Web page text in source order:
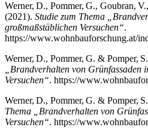
Werner, D., Pommer, G., Goubran,
(2021). Studie zum Thema
großmaßstäblichen Versuchen“.
https://www.wohnbauforschung.at/
Werner, D., Pommer, G. & Pomper,
„Brandverhalten von Grünfassaden
Versuchen“. https://
Werner, D., Pommer, G. & Pomper,
Thema „Brandverhalten von
Versuchen“. https://